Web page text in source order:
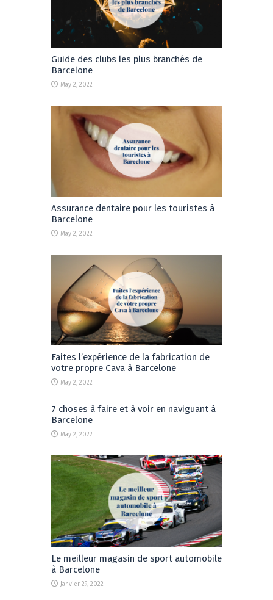
Guide des clubs les plus branchés de
Barcelone
May 2, 2022
Assurance dentaire pour les touristes à
Barcelone
May 2, 2022
Faites l’expérience de la fabrication de
votre propre Cava à Barcelone
May 2, 2022
7 choses à faire et à voir en naviguant à
Barcelone
May 2, 2022
Le meilleur magasin de sport automobile
à Barcelone
Janvier 29, 2022